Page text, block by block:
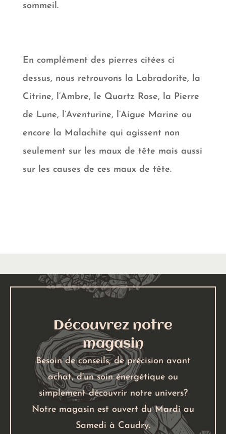
sommeil.
En complément des pierres citées ci
dessus, nous retrouvons la Labradorite, la
Citrine, l’Ambre, le Quartz Rose, la Pierre
de Lune, l’Aventurine, l’Aigue Marine ou
encore la Malachite qui agissent non
seulement sur les maux de tête mais aussi
sur les causes de ces maux de tête.
Découvrez notre
magasin
Besoin de conseils, de précision avant
achat, d’un soin énergétique ou
simplement découvrir notre univers?
Notre magasin est ouvert du Mardi au
Samedi à Caudry.